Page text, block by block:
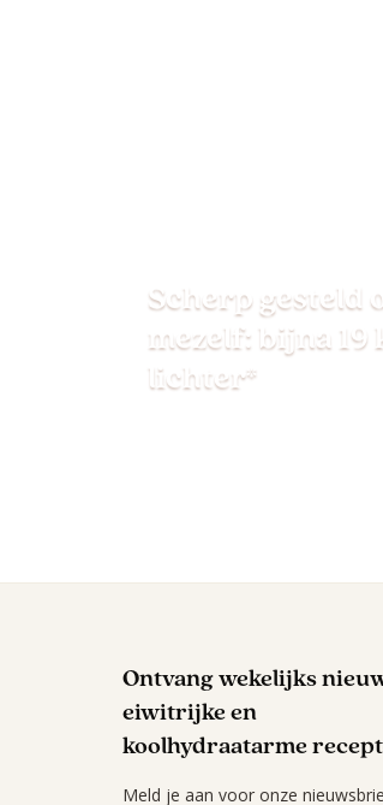
Scherp gesteld
mezelf: bijna 19
lichter*
Ontvang wekelijks
eiwitrijke en
koolhydraatarme
Meld je aan voor onze